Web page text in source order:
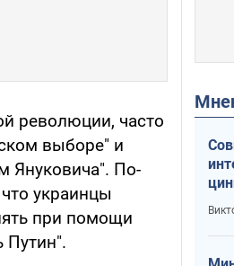
революции, часто
выборе" и
Януковича". По-
украинцы
при помощи
Путин".